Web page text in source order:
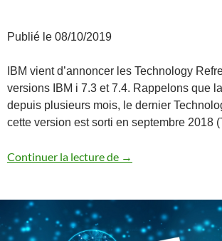
Publié le 08/10/2019
IBM vient d’annoncer les Technology
versions IBM i 7.3 et 7.4. Rappelons que
depuis plusieurs mois, le dernier
cette version est sorti en septembre 2018
Continuer la lecture de Annonces 7.4 TR1 /
→